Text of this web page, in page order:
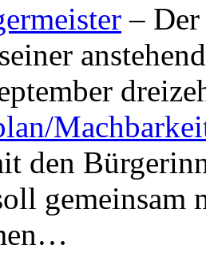
–
den
gemeinsam